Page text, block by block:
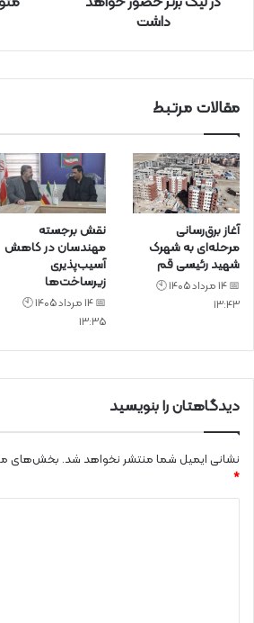
داشت
مقالات مرتبط
آغاز برق‌رسانی
مرحله‌ای به شهرک
شهید رئیسی قم
📅 14 مرداد 1405 🕙
13:43
نقش برجسته
مهندسان در کاهش
آسیب‌پذیری
زیرساخت‌ها
📅 14 مرداد 1405 🕙
13:35
دیدگاهتان را بنویسید
نشانی ایمیل شما منتشر نخواهد شد. بخش‌های
*